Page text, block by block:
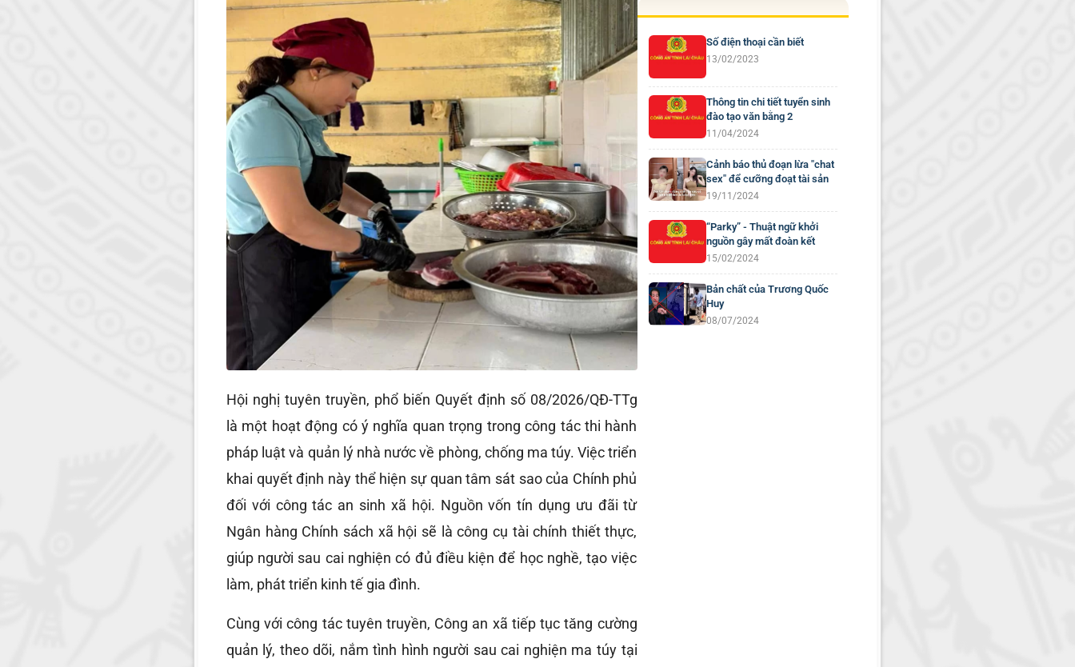
Hội nghị tuyên truyền, phổ biến Quyết định số 08/2026/QĐ-TTg
là một hoạt động có ý nghĩa quan trọng trong công tác thi hành
pháp luật và quản lý nhà nước về phòng, chống ma túy. Việc triển
khai quyết định này thể hiện sự quan tâm sát sao của Chính phủ
đối với công tác an sinh xã hội. Nguồn vốn tín dụng ưu đãi từ
Ngân hàng Chính sách xã hội sẽ là công cụ tài chính thiết thực,
giúp người sau cai nghiện có đủ điều kiện để học nghề, tạo việc
làm, phát triển kinh tế gia đình.
Cùng với công tác tuyên truyền, Công an xã tiếp tục tăng cường
quản lý, theo dõi, nắm tình hình người sau cai nghiện ma túy tại
Số điện thoại cần biết
13/02/2023
Thông tin chi tiết tuyển sinh
đào tạo văn bằng 2
11/04/2024
Cảnh báo thủ đoạn lừa "chat
sex" để cưỡng đoạt tài sản
19/11/2024
“Parky” - Thuật ngữ khởi
nguồn gây mất đoàn kết
15/02/2024
Bản chất của Trương Quốc
Huy
08/07/2024